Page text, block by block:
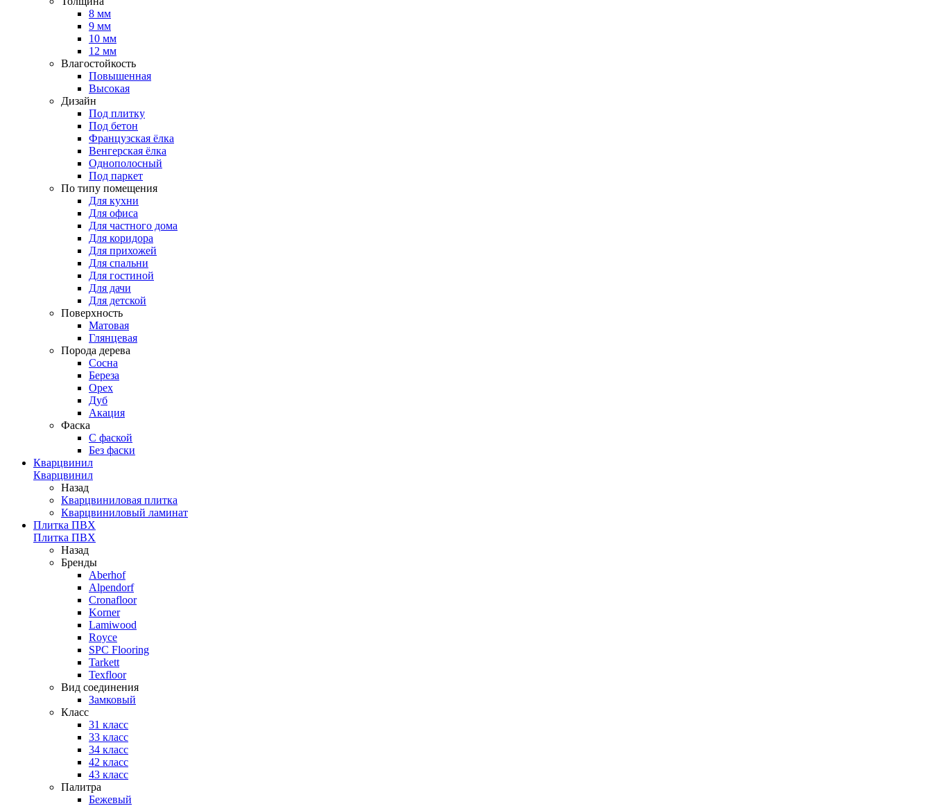
8 мм
9 мм
10 мм
12 мм
Влагостойкость
Повышенная
Высокая
Дизайн
Под плитку
Под бетон
Французская ёлка
Венгерская ёлка
Однополосный
Под паркет
По типу помещения
Для кухни
Для офиса
Для частного дома
Для коридора
Для прихожей
Для спальни
Для гостиной
Для дачи
Для детской
Поверхность
Матовая
Глянцевая
Порода дерева
Сосна
Береза
Орех
Дуб
Акация
Фаска
С фаской
Без фаски
Кварцвинил
Кварцвинил
Назад
Кварцвиниловая плитка
Кварцвиниловый ламинат
Плитка ПВХ
Плитка ПВХ
Назад
Бренды
Aberhof
Alpendorf
Cronafloor
Korner
Lamiwood
Royce
SPC Flooring
Tarkett
Texfloor
Вид соединения
Замковый
Класс
31 класс
33 класс
34 класс
42 класс
43 класс
Палитра
Бежевый